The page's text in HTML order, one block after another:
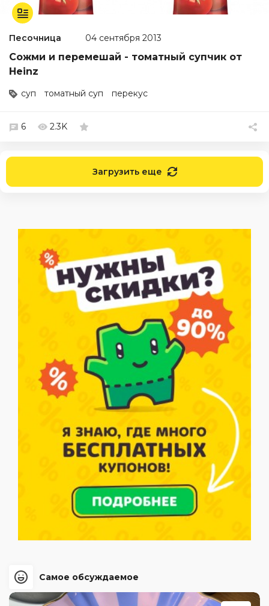
Песочница 04 сентября 2013
Сожми и перемешай - томатный супчик от
Heinz
суп томатный суп перекус
6 2.3K
Загрузить еще
Самое обсуждаемое